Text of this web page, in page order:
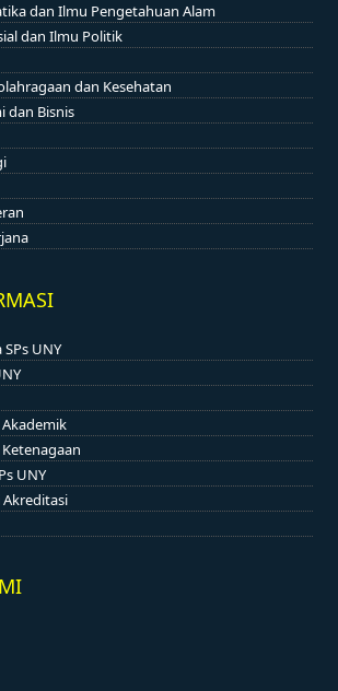
dan Ilmu Pengetahuan Alam
dan Ilmu Politik
dan Kesehatan
dan Bisnis
UNY
UNY